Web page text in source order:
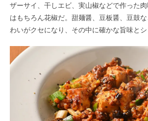
ザーサイ、干しエビ、実山椒などで作った
はもちろん花椒だ。甜麺醤、豆板醤、豆鼓
わいがクセになり、その中に確かな旨味とシ